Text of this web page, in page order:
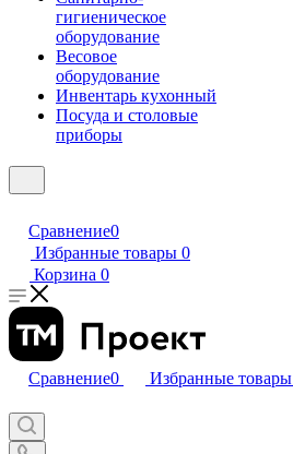
гигиеническое
оборудование
Весовое
оборудование
Инвентарь кухонный
Посуда и столовые
приборы
Сравнение0
Избранные товары 0
Корзина 0
Сравнение0 Избранные товары